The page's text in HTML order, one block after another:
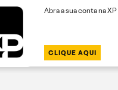
Abra a sua conta na
CLIQUE AQUI